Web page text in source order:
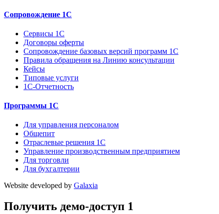
Сопровождение 1С
Сервисы 1С
Договоры оферты
Сопровождение базовых версий программ 1С
Правила обращения на Линию консультации
Кейсы
Типовые услуги
1С-Отчетность
Программы 1С
Для управления персоналом
Общепит
Отраслевые решения 1С
Управление производственным предприятием
Для торговли
Для бухгалтерии
Website developed by Galaxia
Получить демо-доступ 1